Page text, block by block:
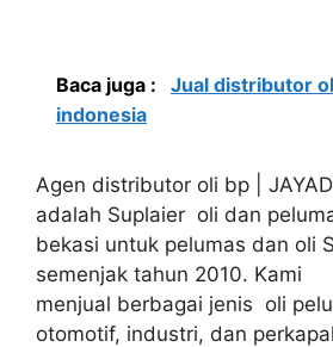
Baca juga :
Jual distributor
indonesia
Agen distributor oli bp |
adalah Suplaier oli dan
bekasi untuk pelumas dan oli
semenjak tahun 2010. Kami
menjual berbagai jenis oli
otomotif, industri, dan